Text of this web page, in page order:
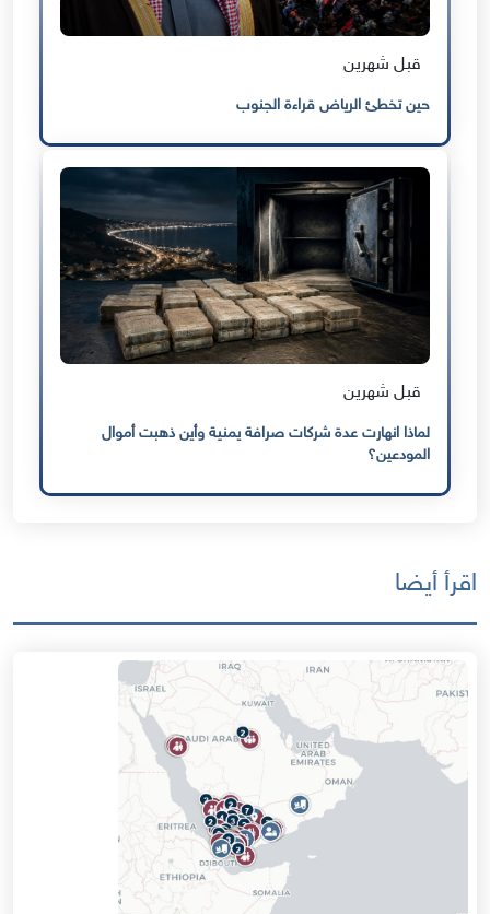
قبل شهرين
حين تخطئ الرياض قراءة الجنوب
قبل شهرين
لماذا انهارت عدة شركات صرافة يمنية وأين ذهبت أموال
المودعين؟
اقرأ أيضا